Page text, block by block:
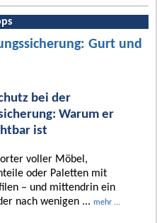
Gurt und
bei der
Warum er
ist
voller Möbel,
oder Paletten mit
– und mittendrin ein
nach wenigen ... mehr ...